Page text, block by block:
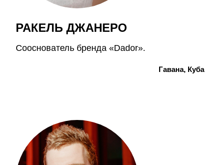
РАКЕЛЬ ДЖАНЕРО
Сооснователь бренда «Dador».
Гавана, Куба